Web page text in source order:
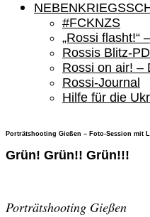
#FCKNZS
„Rossi flasht!“
Rossis Blitz-
Rossi on air! –
Rossi-Journal
Hilfe für die
Porträtshooting Gießen – Foto-Session mit
Grün! Grün!! Grün!!!
Porträtshooting Gießen